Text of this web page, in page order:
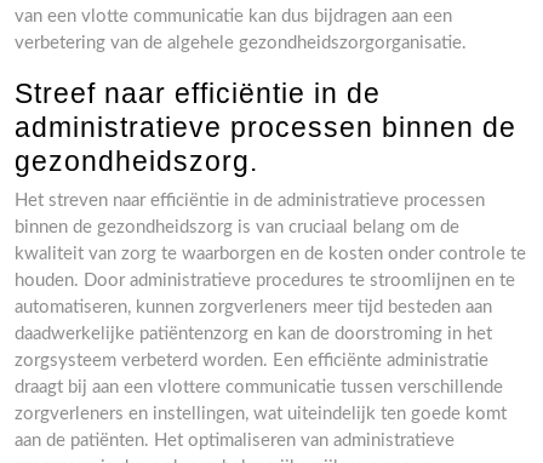
van een vlotte communicatie kan dus bijdragen aan een
verbetering van de algehele gezondheidszorgorganisatie.
Streef naar efficiëntie in de
administratieve processen binnen de
gezondheidszorg.
Het streven naar efficiëntie in de administratieve processen
binnen de gezondheidszorg is van cruciaal belang om de
kwaliteit van zorg te waarborgen en de kosten onder controle te
houden. Door administratieve procedures te stroomlijnen en te
automatiseren, kunnen zorgverleners meer tijd besteden aan
daadwerkelijke patiëntenzorg en kan de doorstroming in het
zorgsysteem verbeterd worden. Een efficiënte administratie
draagt bij aan een vlottere communicatie tussen verschillende
zorgverleners en instellingen, wat uiteindelijk ten goede komt
aan de patiënten. Het optimaliseren van administratieve